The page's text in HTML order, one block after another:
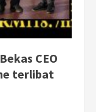
CEO
terlibat